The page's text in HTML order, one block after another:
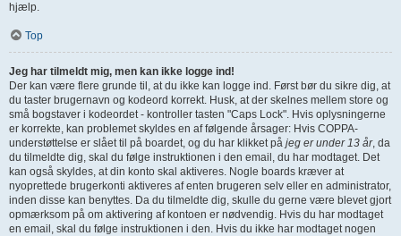
hjælp.
Top
Jeg har tilmeldt mig, men kan ikke logge ind!
Der kan være flere grunde til, at du ikke kan logge ind. Først bør du sikre dig, at
du taster brugernavn og kodeord korrekt. Husk, at der skelnes mellem store og
små bogstaver i kodeordet - kontroller tasten "Caps Lock". Hvis oplysningerne
er korrekte, kan problemet skyldes en af følgende årsager: Hvis COPPA-
understøttelse er slået til på boardet, og du har klikket på jeg er under 13 år, da
du tilmeldte dig, skal du følge instruktionen i den email, du har modtaget. Det
kan også skyldes, at din konto skal aktiveres. Nogle boards kræver at
nyoprettede brugerkonti aktiveres af enten brugeren selv eller en administrator,
inden disse kan benyttes. Da du tilmeldte dig, skulle du gerne være blevet gjort
opmærksom på om aktivering af kontoen er nødvendig. Hvis du har modtaget
en email, skal du følge instruktionen i den. Hvis du ikke har modtaget nogen